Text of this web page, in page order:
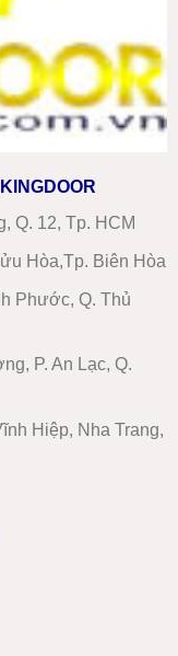
Q. 12, Tp. HCM
Hòa,Tp. Biên Hòa
Phước, Q. Thủ
P. An Lạc, Q.
Hiệp, Nha Trang,